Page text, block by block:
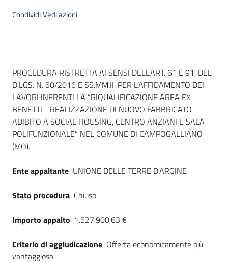
CondividiVedi azioni
Dati del bando
PROCEDURA RISTRETTA AI SENSI DELL’ART. 61 E 91, DEL
D.LGS. N. 50/2016 E SS.MM.II. PER L’AFFIDAMENTO DEI
LAVORI INERENTI LA “RIQUALIFICAZIONE AREA EX
BENETTI - REALIZZAZIONE DI NUOVO FABBRICATO
ADIBITO A SOCIAL HOUSING, CENTRO ANZIANI E SALA
POLIFUNZIONALE” NEL COMUNE DI CAMPOGALLIANO
(MO).
Ente appaltante UNIONE DELLE TERRE D'ARGINE
Stato procedura Chiuso
Importo appalto 1.527.900,63 €
Criterio di aggiudicazione Offerta economicamente più
vantaggiosa